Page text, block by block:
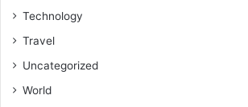
Technology
Travel
Uncategorized
World